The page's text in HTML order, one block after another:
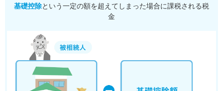
基礎控除という一定の額を超えてしまった場合に課税される税
金